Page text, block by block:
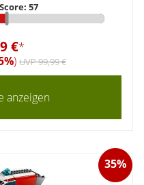
57
€*
) UVP 99,99 €
anzeigen
35%